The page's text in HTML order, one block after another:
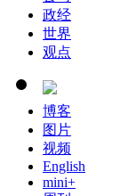
政经
世界
观点
博客
图片
视频
English
mini+